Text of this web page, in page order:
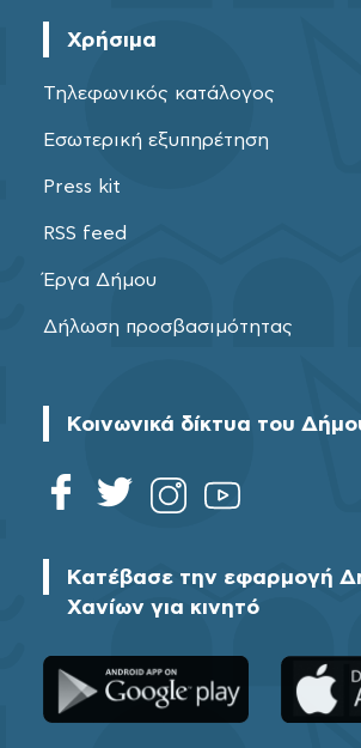
Χρήσιμα
Τηλεφωνικός κατάλογος
Εσωτερική εξυπηρέτηση
Press kit
RSS feed
Έργα Δήμου
Δήλωση προσβασιμότητας
Κοινωνικά δίκτυα του
Κατέβασε την εφαρμογή
Χανίων για κινητό